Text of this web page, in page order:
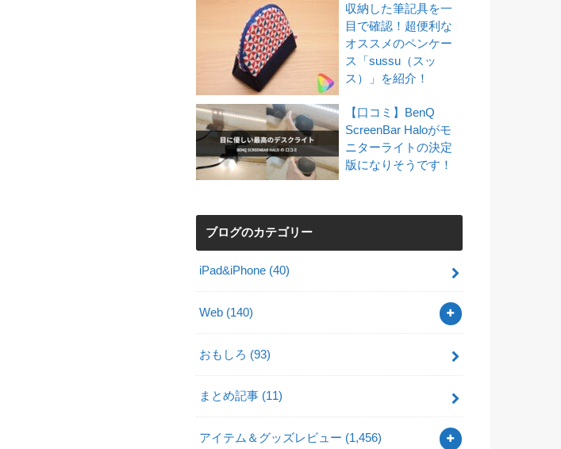
収納した筆記具を一
目で確認！超便利な
オススメのペンケー
ス「sussu（スッ
ス）」を紹介！
【口コミ】BenQ
ScreenBar Haloがモ
ニターライトの決定
版になりそうです！
ブログのカテゴリー
iPad&iPhone (40)
Web (140)
おもしろ (93)
まとめ記事 (11)
アイテム＆グッズレビュー (1,456)